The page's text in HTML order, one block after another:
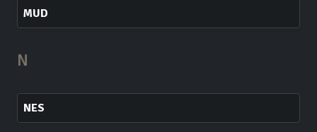
MUD
N
NES